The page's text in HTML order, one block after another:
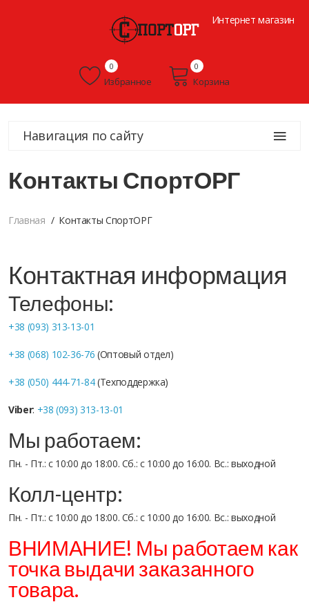
Интернет магазин
Избранное
0
Корзина
0
Навигация по сайту
Контакты СпортОРГ
Главная Контакты СпортОРГ
Контактная информация
Телефоны:
+38 (093) 313-13-01
+38 (068) 102-36-76 (Оптовый отдел)
+38 (050) 444-71-84(Техподдержка)
Viber: +38 (093) 313-13-01
Мы работаем:
Пн. - Пт.: с 10:00 до 18:00. Сб.: с 10:00 до 16:00. Вс.: выходной
Колл-центр:
Пн. - Пт.: с 10:00 до 18:00. Сб.: с 10:00 до 16:00. Вс.: выходной
ВНИМАНИЕ! Мы работаем как
точка выдачи заказанного
товара.